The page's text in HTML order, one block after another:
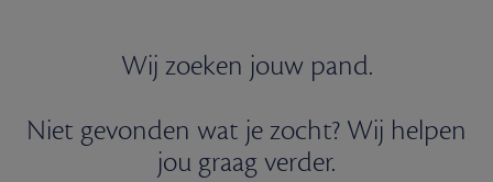
Wij zoeken jouw pand.
Niet gevonden wat je zocht? Wij helpen
jou graag verder.